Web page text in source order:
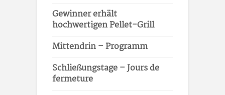
Gewinner erhält
hochwertigen Pellet-Grill
Mittendrin – Programm
Schließungstage – Jours de
fermeture